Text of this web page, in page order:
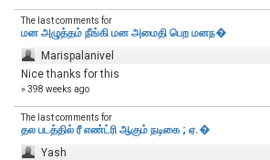
The last comments for
மன அழுத்தம் நீங்கி மன அமைதி பெற‌ மனந�
Marispalanivel
Nice thanks for this
» 398 weeks ago
The last comments for
தல படத்தில் ரீ எண்ட்ரி ஆகும் நடிகை ; ஏ.�
Yash